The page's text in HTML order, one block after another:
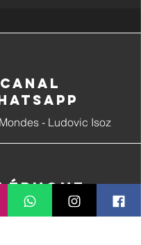
Canal
- Ludovic Isoz
079 460 65 95